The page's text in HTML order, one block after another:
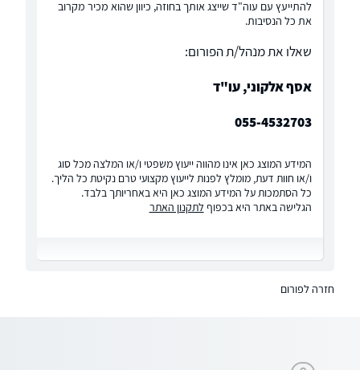
להתייעץ עם עוה"ד שייצג אותך בחוזה, כיוון שהוא מכיר מקרוב
את כל הנסיבות.
שאלו את מנהל/ת הפורום:
אסף אלקוני, עו"ד
055-4532703
המידע המוצג כאן אינו מהווה ייעוץ משפטי ו/או המלצה מכל סוג
ו/או חוות דעת, מומלץ לפנות לייעוץ מקצועי טרם נקיטת כל הליך.
כל הסתמכות על המידע המוצג כאן היא באחריותך בלבד.
הגלישה באתר היא בכפוף לתקנון האתר
חזרה לפורום